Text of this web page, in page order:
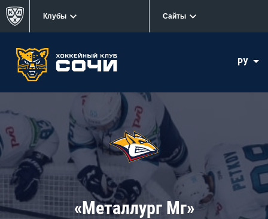
Клубы Сайты
РУ
«Металлург Мг»